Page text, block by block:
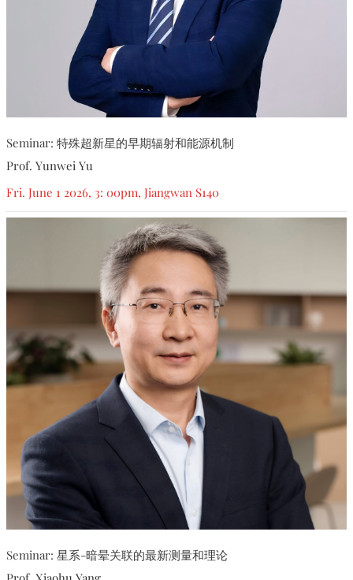
Seminar: 特殊超新星的早期辐射和能源机制
Prof. Yunwei Yu
Fri. June 1 2026, 3: 00pm, Jiangwan S140
Seminar: 星系-暗晕关联的最新测量和理论